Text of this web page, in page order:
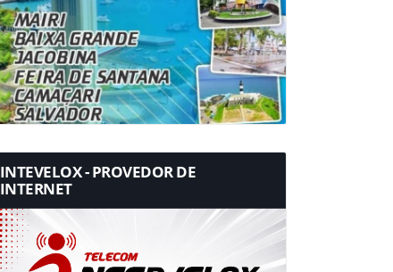
INTEVELOX - PROVEDOR DE
INTERNET